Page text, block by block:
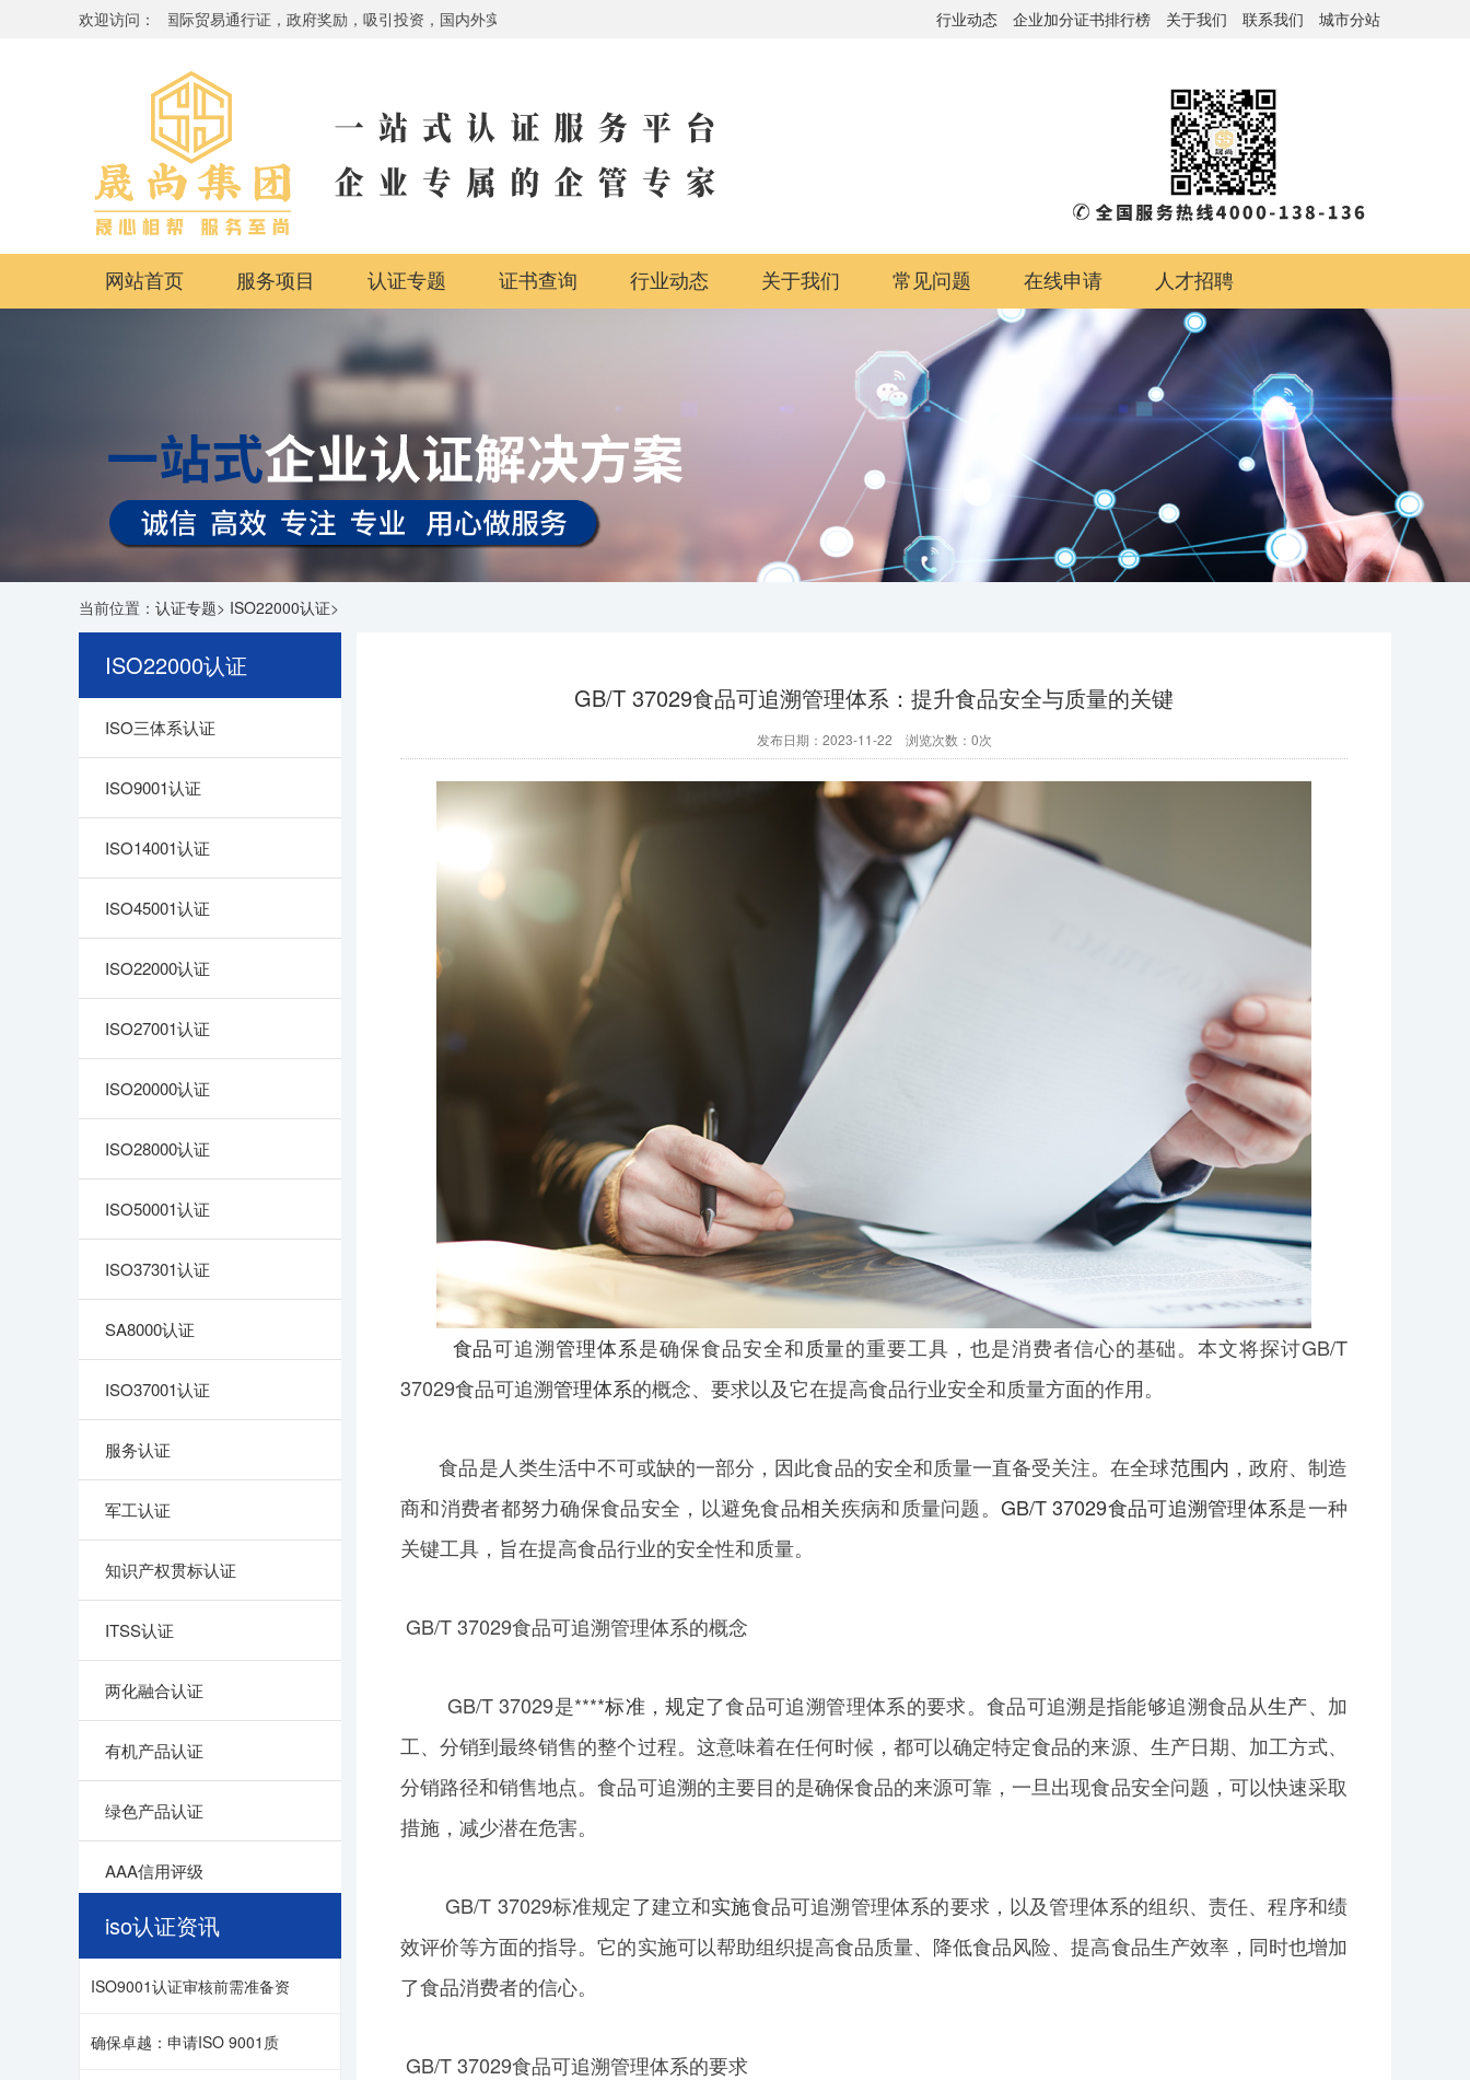
欢迎访问：
，国际贸易通行证，政府奖励，吸引投资，国内外实地办公地点，行业体系全覆盖 行业动态 企业加分证书排行榜 关于我们 联系我们 城市分站
网站首页 服务项目 认证专题 证书查询 行业动态 关于我们 常见问题 在线申请 人才招聘
当前位置： 认证专题> ISO22000认证>
ISO22000认证
ISO三体系认证
ISO9001认证
ISO14001认证
ISO45001认证
ISO22000认证
ISO27001认证
ISO20000认证
ISO28000认证
ISO50001认证
ISO37301认证
SA8000认证
ISO37001认证
服务认证
军工认证
知识产权贯标认证
ITSS认证
两化融合认证
有机产品认证
绿色产品认证
AAA信用评级
iso认证资讯
ISO9001认证审核前需准备资
确保卓越：申请ISO 9001质
GB/T 37029食品可追溯管理体系：提升食品安全与质量的关键
发布日期：2023-11-22 浏览次数： 0次
食品可追溯管理体系是确保食品安全和质量的重要工具，也是消费者信心的基础。本文将探讨GB/T
37029食品可追溯管理体系的概念、要求以及它在提高食品行业安全和质量方面的作用。
食品是人类生活中不可或缺的一部分，因此食品的安全和质量一直备受关注。在全球范围内 ，政府、制造
商和消费者都努力确保食品安全，以避免食品相关疾病和质量问题。GB/T 37029食品可追溯管理体系是一种
关键工具，旨在提高食品行业的安全性和质量。
GB/T 37029食品可追溯管理体系的概念
GB/T 37029是****标准，规定了食品可追溯管理体系的要求。食品可追溯是指能够追溯食品从生产、加
工、分销到最终销售的整个过程。这意味着在任何时候，都可以确定特定食品的来源、生产日期、加工方式、
分销路径和销售地点。食品可追溯的主要目的是确保食品的来源可靠，一旦出现食品安全问题，可以快速采取
措施，减少潜在危害。
GB/T 37029标准规定了建立和实施食品可追溯管理体系的要求，以及管理体系的组织、责任、程序和绩
效评价等方面的指导。它的实施可以帮助组织提高食品质量、降低食品风险、提高食品生产效率，同时也增加
了食品消费者的信心。
GB/T 37029食品可追溯管理体系的要求